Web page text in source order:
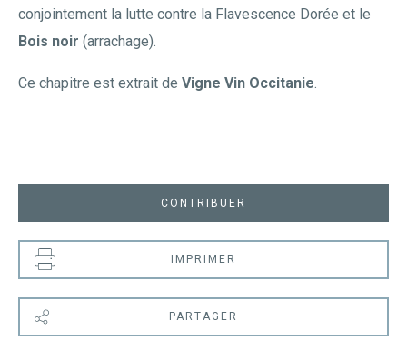
conjointement la lutte contre la Flavescence Dorée et le
Bois noir (arrachage).
Ce chapitre est extrait de Vigne Vin Occitanie.
CONTRIBUER
IMPRIMER
PARTAGER